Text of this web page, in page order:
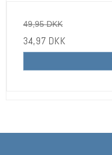
49,95 DKK
34,97 DKK